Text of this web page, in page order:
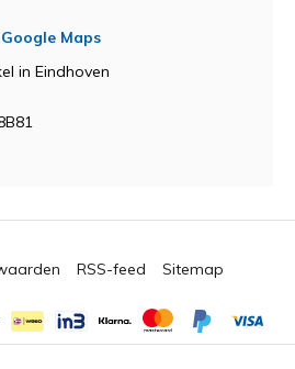
Maps
in Eindhoven
RSS-feed Sitemap